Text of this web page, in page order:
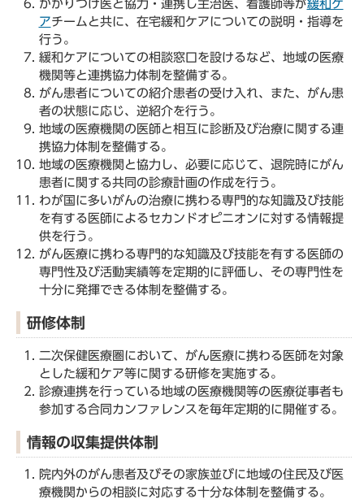
かかりつけ医と協力・連携し主治医、看護師等が緩和ケ
アチームと共に、在宅緩和ケアについての説明・指導を
行う。
緩和ケアについての相談窓口を設けるなど、地域の医療
機関等と連携協力体制を整備する。
がん患者についての紹介患者の受け入れ、また、がん患
者の状態に応じ、逆紹介を行う。
地域の医療機関の医師と相互に診断及び治療に関する連
携協力体制を整備する。
地域の医療機関と協力し、必要に応じて、退院時にがん
患者に関する共同の診療計画の作成を行う。
わが国に多いがんの治療に携わる専門的な知識及び技能
を有する医師によるセカンドオピニオンに対する情報提
供を行う。
がん医療に携わる専門的な知識及び技能を有する医師の
専門性及び活動実績等を定期的に評価し、その専門性を
十分に発揮できる体制を整備する。
研修体制
二次保健医療圏において、がん医療に携わる医師を対象
とした緩和ケア等に関する研修を実施する。
診療連携を行っている地域の医療機関等の医療従事者も
参加する合同カンファレンスを毎年定期的に開催する。
情報の収集提供体制
院内外のがん患者及びその家族並びに地域の住民及び医
療機関からの相談に対応する十分な体制を整備する。